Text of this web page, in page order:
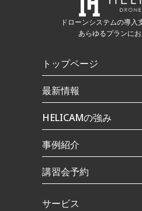
ドローンシステムの導入
あらゆるプランにお
トップページ
最新情報
HELICAMの強み
事例紹介
講習会予約
サービス